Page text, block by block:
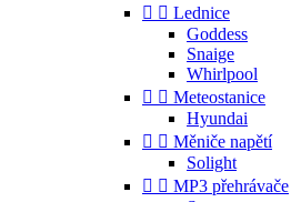
  Lednice
Goddess
Snaige
Whirlpool
  Meteostanice
Hyundai
  Měniče napětí
Solight
  MP3 přehrávače